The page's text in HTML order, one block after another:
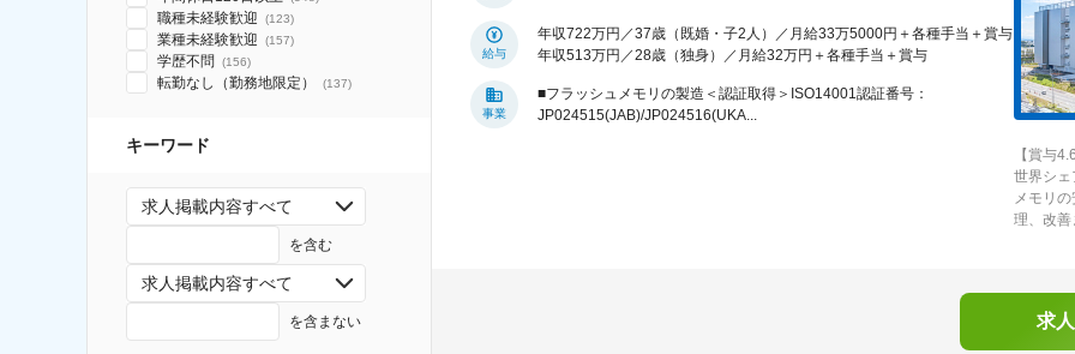
職種未経験歓迎 (123)
業種未経験歓迎 (157)
学歴不問 (156)
転勤なし（勤務地限定） (137)
キーワード
求人掲載内容すべて
を含む
求人掲載内容すべて
を含まない
給与
年収722万円／37歳（既婚・子2人）／月給33万5000円＋各種手当＋賞与
年収513万円／28歳（独身）／月給32万円＋各種手当＋賞与
事業
■フラッシュメモリの製造＜認証取得＞ISO14001認証番号：
JP024515(JAB)/JP024516(UKA...
【賞与
世界シ
メモリ
理、改善
求